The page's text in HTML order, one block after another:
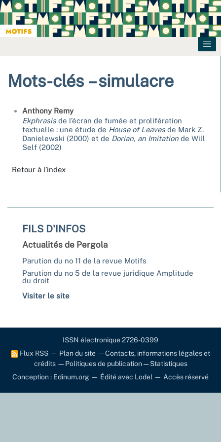
Mots-clés – simulacre
Anthony Remy
Ekphrasisde l’écran de fumée et prolifération
textuelle : une étude de House of Leavesde Mark Z.
Danielewski (2000) et de Dorian, an Imitation de Will
Self (2002)
Retour à l’index
FILS D'INFOS
Actualités de Pergola
Parution du no 11 de la revue Motifs
Parution du no 5 de la revue juridique Amplitude
du droit
Visiter le site
ISSN électronique 2726-0399
Flux RSS — Plan du site —Contacts, informations légales et
crédits— Politiques de publication—Statistiques
Conception : Edinum.org — Édité avec Lodel — Accès réservé